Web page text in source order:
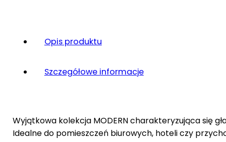
Opis produktu
Szczegółowe informacje
Wyjątkowa kolekcja MODERN charakteryzująca się
Idealne do pomieszczeń biurowych, hoteli czy